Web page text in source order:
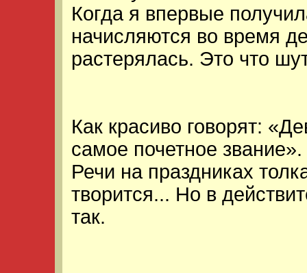
Когда я впервые
начисляются во время
растерялась. Это что
Как красиво говорят:
самое почетное
Речи на праздниках
творится... Но в
так.